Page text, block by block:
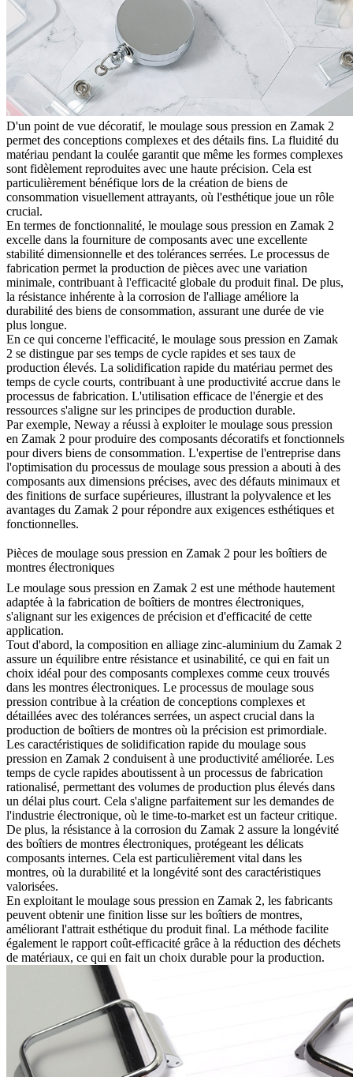
D'un point de vue décoratif, le moulage sous pression en Zamak 2
permet des conceptions complexes et des détails fins. La fluidité du
matériau pendant la coulée garantit que même les formes complexes
sont fidèlement reproduites avec une haute précision. Cela est
particulièrement bénéfique lors de la création de biens de
consommation visuellement attrayants, où l'esthétique joue un rôle
crucial.
En termes de fonctionnalité, le moulage sous pression en Zamak 2
excelle dans la fourniture de composants avec une excellente
stabilité dimensionnelle et des tolérances serrées. Le processus de
fabrication permet la production de pièces avec une variation
minimale, contribuant à l'efficacité globale du produit final. De plus,
la résistance inhérente à la corrosion de l'alliage améliore la
durabilité des biens de consommation, assurant une durée de vie
plus longue.
En ce qui concerne l'efficacité, le moulage sous pression en Zamak
2 se distingue par ses temps de cycle rapides et ses taux de
production élevés. La solidification rapide du matériau permet des
temps de cycle courts, contribuant à une productivité accrue dans le
processus de fabrication. L'utilisation efficace de l'énergie et des
ressources s'aligne sur les principes de production durable.
Par exemple, Neway a réussi à exploiter le moulage sous pression
en Zamak 2 pour produire des composants décoratifs et fonctionnels
pour divers biens de consommation. L'expertise de l'entreprise dans
l'optimisation du processus de moulage sous pression a abouti à des
composants aux dimensions précises, avec des défauts minimaux et
des finitions de surface supérieures, illustrant la polyvalence et les
avantages du Zamak 2 pour répondre aux exigences esthétiques et
fonctionnelles.
Pièces de moulage sous pression en Zamak 2 pour les boîtiers de
montres électroniques
Le moulage sous pression en Zamak 2 est une méthode hautement
adaptée à la fabrication de boîtiers de montres électroniques,
s'alignant sur les exigences de précision et d'efficacité de cette
application.
Tout d'abord, la composition en alliage zinc-aluminium du Zamak 2
assure un équilibre entre résistance et usinabilité, ce qui en fait un
choix idéal pour des composants complexes comme ceux trouvés
dans les montres électroniques. Le processus de moulage sous
pression contribue à la création de conceptions complexes et
détaillées avec des tolérances serrées, un aspect crucial dans la
production de boîtiers de montres où la précision est primordiale.
Les caractéristiques de solidification rapide du moulage sous
pression en Zamak 2 conduisent à une productivité améliorée. Les
temps de cycle rapides aboutissent à un processus de fabrication
rationalisé, permettant des volumes de production plus élevés dans
un délai plus court. Cela s'aligne parfaitement sur les demandes de
l'industrie électronique, où le time-to-market est un facteur critique.
De plus, la résistance à la corrosion du Zamak 2 assure la longévité
des boîtiers de montres électroniques, protégeant les délicats
composants internes. Cela est particulièrement vital dans les
montres, où la durabilité et la longévité sont des caractéristiques
valorisées.
En exploitant le moulage sous pression en Zamak 2, les fabricants
peuvent obtenir une finition lisse sur les boîtiers de montres,
améliorant l'attrait esthétique du produit final. La méthode facilite
également le rapport coût-efficacité grâce à la réduction des déchets
de matériaux, ce qui en fait un choix durable pour la production.